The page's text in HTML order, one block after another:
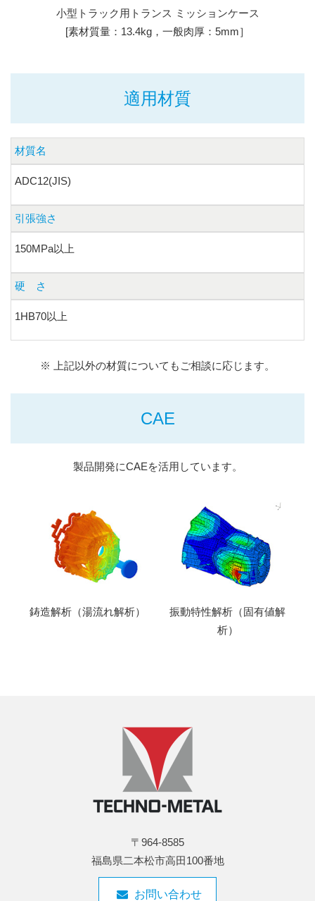
小型トラック用トランス ミッションケース
[素材質量：13.4kg，一般肉厚：5mm］
適用材質
材質名
ADC12(JIS)
引張強さ
150MPa以上
硬 さ
1HB70以上
※ 上記以外の材質についてもご相談に応じます。
CAE
製品開発にCAEを活用しています。
鋳造解析（湯流れ解析）
振動特性解析（固有値解
析）
〒964-8585
福島県二本松市高田100番地
お問い合わせ